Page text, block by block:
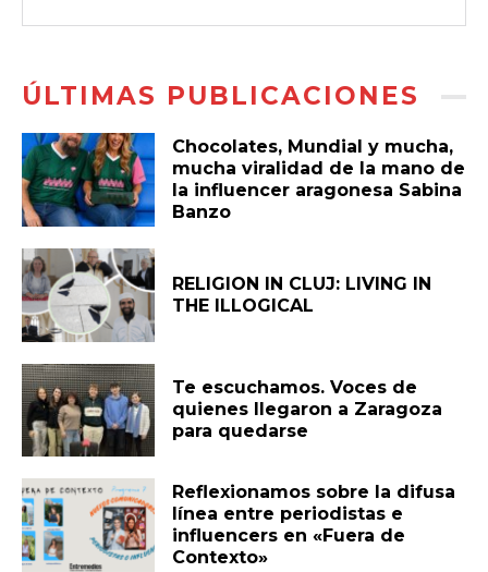
ÚLTIMAS PUBLICACIONES
Chocolates, Mundial y mucha,
mucha viralidad de la mano de
la influencer aragonesa Sabina
Banzo
RELIGION IN CLUJ: LIVING IN
THE ILLOGICAL
Te escuchamos. Voces de
quienes llegaron a Zaragoza
para quedarse
Reflexionamos sobre la difusa
línea entre periodistas e
influencers en «Fuera de
Contexto»